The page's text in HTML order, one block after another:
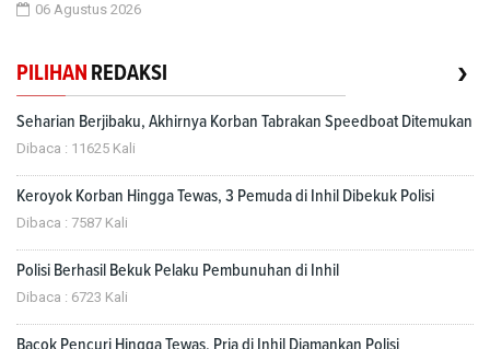
06 Agustus 2026
PILIHAN REDAKSI ›
Seharian Berjibaku, Akhirnya Korban Tabrakan Speedboat Ditemukan
Dibaca : 11625 Kali
Keroyok Korban Hingga Tewas, 3 Pemuda di Inhil Dibekuk Polisi
Dibaca : 7587 Kali
Polisi Berhasil Bekuk Pelaku Pembunuhan di Inhil
Dibaca : 6723 Kali
Bacok Pencuri Hingga Tewas, Pria di Inhil Diamankan Polisi